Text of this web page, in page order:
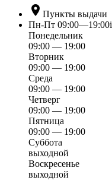
 Пункты выдачи
Пн-Пт 09:00—19:00i
Понедельник
09:00 — 19:00
Вторник
09:00 — 19:00
Среда
09:00 — 19:00
Четверг
09:00 — 19:00
Пятница
09:00 — 19:00
Суббота
выходной
Воскресенье
выходной